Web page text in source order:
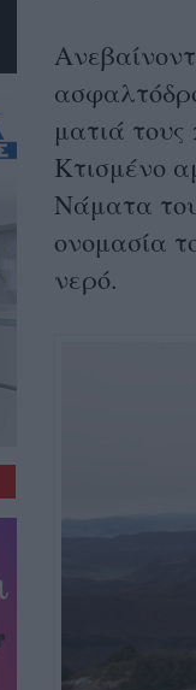
ματιά
Κτισμένο
Νάματα
ονομασία
νερό.